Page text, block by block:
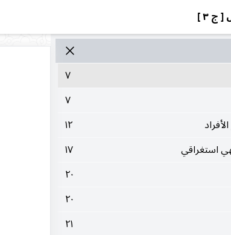
ج ٣ ]
٧
٧
١٢
استغراقي
١٧
٢٠
٢٠
٢١
البحث